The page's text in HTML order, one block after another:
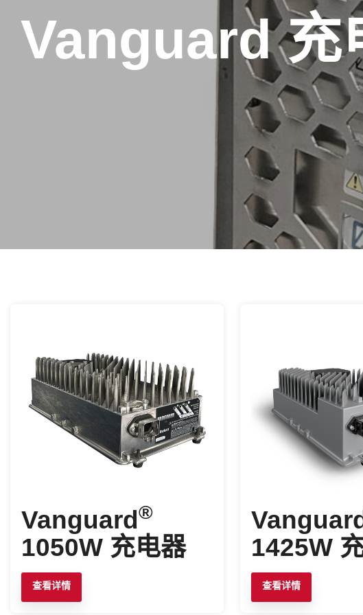
Vanguard 充
Vanguard®
1050W 充电器
查看详情
1425W
查看详情